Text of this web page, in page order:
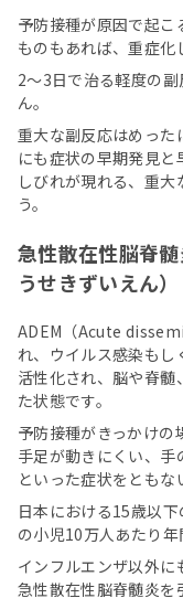
予防接種が原因で起
ものもあれば、重症化
2～3日で治る軽度の
ん。
重大な副反応はめった
にも症状の早期発見
しびれが現れる、重
う。
急性散在性脳脊
うせきずいえん）
ADEM（Acute
れ、ウイルス感染も
活性化され、脳や脊髄
た状態です。
予防接種がきっかけの
手足が動きにくい、
といった症状をともな
日本における15歳以
の小児10万人あたり年
インフルエンザ以外
急性散在性脳脊髄炎を